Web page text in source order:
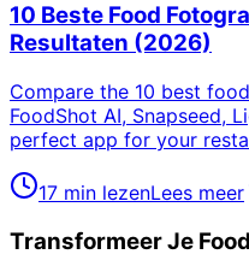
10 Beste Food
Resultaten (2026)
Compare the 10 best
FoodShot AI, Snapseed,
perfect app for your
17 min lezenLees meer
Transformeer Je